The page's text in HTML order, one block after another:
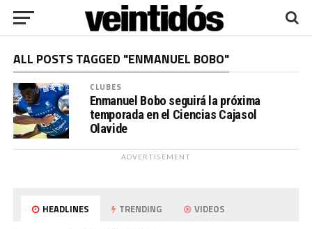
ALL POSTS TAGGED "ENMANUEL BOBO"
CLUBES
Enmanuel Bobo seguirá la próxima
temporada en el Ciencias Cajasol
Olavide
ADVERTISEMENT
HEADLINES TRENDING VIDEOS